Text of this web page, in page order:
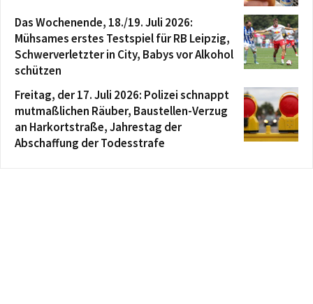
Das Wochenende, 18./19. Juli 2026:
Mühsames erstes Testspiel für RB Leipzig,
Schwerverletzter in City, Babys vor Alkohol
schützen
Freitag, der 17. Juli 2026: Polizei schnappt
mutmaßlichen Räuber, Baustellen-Verzug
an Harkortstraße, Jahrestag der
Abschaffung der Todesstrafe